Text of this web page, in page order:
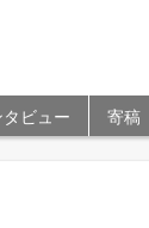
ビュー 寄稿